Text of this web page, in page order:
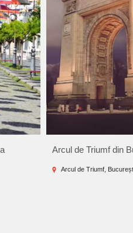
Arcul de Triumf din
Arcul de Triumf,